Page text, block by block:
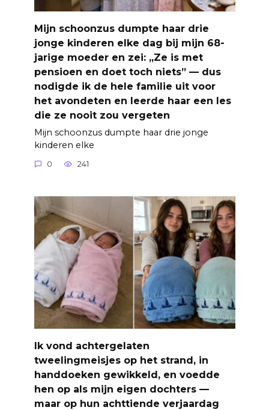
Mijn schoonzus dumpte haar drie
jonge kinderen elke dag bij mijn 68-
jarige moeder en zei: „Ze is met
pensioen en doet toch niets” — dus
nodigde ik de hele familie uit voor
het avondeten en leerde haar een les
die ze nooit zou vergeten
Mijn schoonzus dumpte haar drie jonge
kinderen elke
0 241
Ik vond achtergelaten
tweelingmeisjes op het strand, in
handdoeken gewikkeld, en voedde
hen op als mijn eigen dochters —
maar op hun achttiende verjaardag